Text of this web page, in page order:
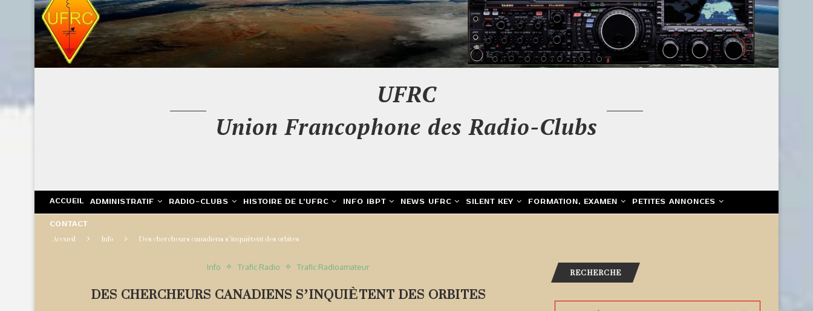
UFRC
Union Francophone des Radio-Clubs
ACCUEIL ADMINISTRATIF RADIO-CLUBS HISTOIRE DE L’UFRC INFO IBPT NEWS UFRC SILENT KEY FORMATION, EXAMEN PETITES ANNONCES
CONTACT
Accueil Info Des chercheurs canadiens s’inquiètent des orbites
Info Trafic Radio Trafic Radioamateur
DES CHERCHEURS CANADIENS S’INQUIÈTENT DES ORBITES
RECHERCHE